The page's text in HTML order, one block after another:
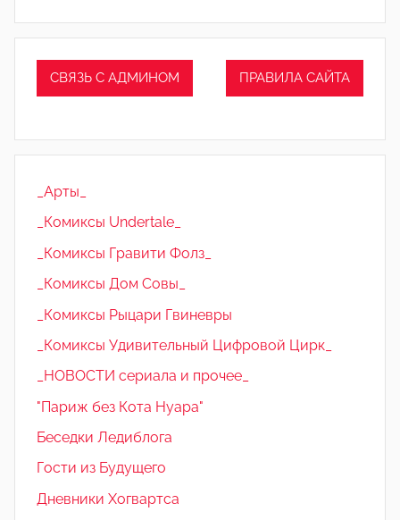
СВЯЗЬ С АДМИНОМ ПРАВИЛА САЙТА
_Арты_
_Комиксы Undertale_
_Комиксы Гравити Фолз_
_Комиксы Дом Совы_
_Комиксы Рыцари Гвиневры
_Комиксы Удивительный Цифровой Цирк_
_НОВОСТИ сериала и прочее_
"Париж без Кота Нуара"
Беседки Ледиблога
Гости из Будущего
Дневники Хогвартса